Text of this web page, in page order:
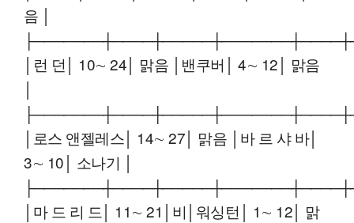
음 │
│런 던│ 10∼ 24│ 맑음 │밴쿠버│ 4∼ 12│ 맑음
│
│로스 앤젤레스│ 14∼ 27│ 맑음 │바 르 샤 바│
3∼ 10│ 소나기 │
│마 드 리 드│ 11∼ 21│비│워싱턴│ 1∼ 12│ 맑